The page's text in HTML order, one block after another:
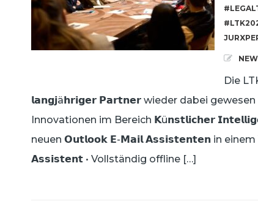
Die
𝗹𝗮𝗻𝗴𝗷ä𝗵𝗿𝗶𝗴𝗲𝗿 𝗣𝗮𝗿𝘁𝗻𝗲𝗿 wieder dabei
Innovationen im Bereich 𝗞ü𝗻𝘀𝘁𝗹𝗶𝗰𝗵𝗲𝗿
neuen 𝗢𝘂𝘁𝗹𝗼𝗼𝗸 𝗘-𝗠𝗮𝗶𝗹 𝗔𝘀𝘀𝗶𝘀𝘁𝗲𝗻𝘁𝗲𝗻 in
𝗔𝘀𝘀𝗶𝘀𝘁𝗲𝗻𝘁 • Vollständig offline […]